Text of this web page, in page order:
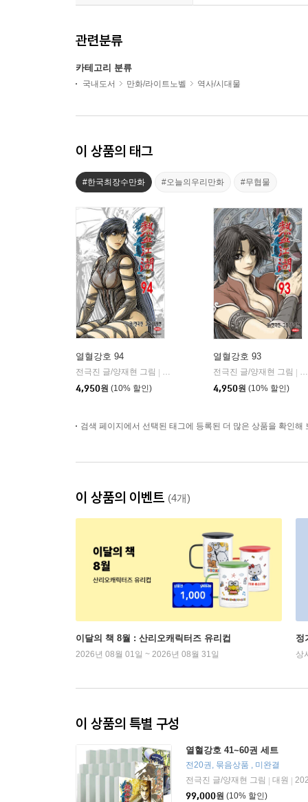
관련분류
카테고리 분류
국내도서 만화/라이트노벨 역사/시대물
이 상품의 태그
#한국최장수만화 #오늘의우리만화 #무협물
열혈강호 94
전극진 글/양재현 그림
대원
4,950원 (10% 할인)
열혈강호 93
전극진 글/양재현 그림
4,950원 (10% 할인)
검색 페이지에서 선택된 태그에 등록된 더 많은 상품을 확인해
이 상품의 이벤트 (4개)
이달의 책 8월 : 산리오캐릭터즈 유리컵
2026년 08월 01일 ~ 2026년 08월 31일
정
상
이 상품의 특별 구성
열혈강호 41~60권 세트
전20권, 묶음상품 , 미완결
전극진 글/양재현 그림
대원
99,000원 (10% 할인)